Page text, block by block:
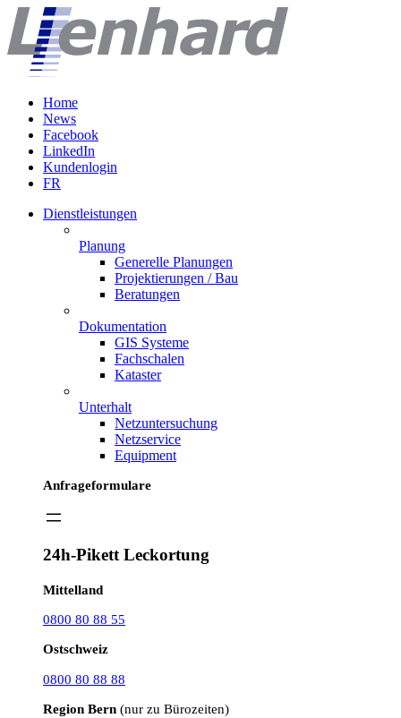
Home
News
Facebook
LinkedIn
Kundenlogin
FR
Dienstleistungen
Planung
Generelle Planungen
Projektierungen / Bau
Beratungen
Dokumentation
GIS Systeme
Fachschalen
Kataster
Unterhalt
Netzuntersuchung
Netzservice
Equipment
Anfrageformulare
24h-Pikett Leckortung
Mittelland
0800 80 88 55
Ostschweiz
0800 80 88 88
Region Bern (nur zu Bürozeiten)